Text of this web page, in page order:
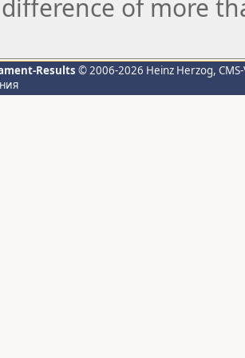
of more
Results © 2006-2026 Heinz Herzog,